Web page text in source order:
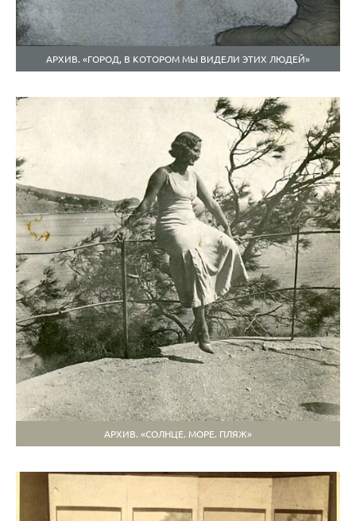
АРХИВ. «ГОРОД, В КОТОРОМ МЫ ВИДЕЛИ ЭТИХ ЛЮДЕЙ»
АРХИВ. «СОЛНЦЕ. МОРЕ. ПЛЯЖ»